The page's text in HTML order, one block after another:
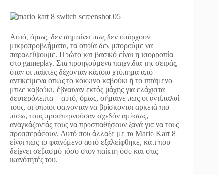
Αυτό, όμως, δεν σημαίνει πως δεν υπάρχουν
μικροπροβλήματα, τα οποία δεν μπορούμε να
παραλείψουμε. Πρώτο και βασικό είναι η ισορροπία
στο gameplay. Στα προηγούμενα παιχνίδια της σειράς,
όταν οι παίκτες δέχονταν κάποιο χτύπημα από
αντικείμενα όπως το κόκκινο καβούκι ή το ιπτάμενο
μπλε καβούκι, έβγαιναν εκτός μάχης για ελάχιστα
δευτερόλεπτα – αυτό, όμως, σήμαινε πως οι αντίπαλοί
τους, οι οποίοι φαίνονταν να βρίσκονται αρκετά πιο
πίσω, τους προσπερνούσαν σχεδόν αμέσως,
αναγκάζοντάς τους να προσπαθήσουν ξανά για να τους
προσπεράσουν. Αυτό που άλλαξε με το Mario Kart 8
είναι πως το φαινόμενο αυτό εξαλείφθηκε, κάτι που
δείχνει σεβασμό τόσο στον παίκτη όσο και στις
ικανότητές του.